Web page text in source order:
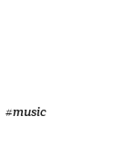
#music